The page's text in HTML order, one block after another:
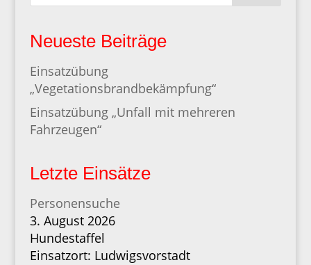
Neueste Beiträge
Einsatzübung
„Vegetationsbrandbekämpfung“
Einsatzübung „Unfall mit mehreren
Fahrzeugen“
Letzte Einsätze
Personensuche
3. August 2026
Hundestaffel
Einsatzort: Ludwigsvorstadt